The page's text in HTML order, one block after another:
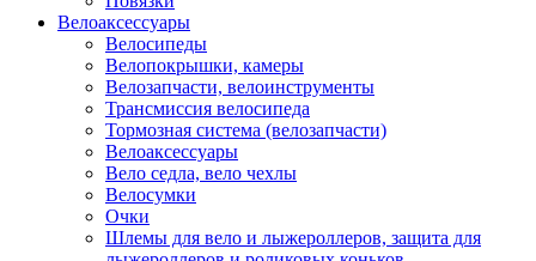
Велоаксессуары
Велосипеды
Велопокрышки, камеры
Велозапчасти, велоинструменты
Трансмиссия велосипеда
Тормозная система (велозапчасти)
Велоаксессуары
Вело седла, вело чехлы
Велосумки
Очки
Шлемы для вело и лыжероллеров, защита для